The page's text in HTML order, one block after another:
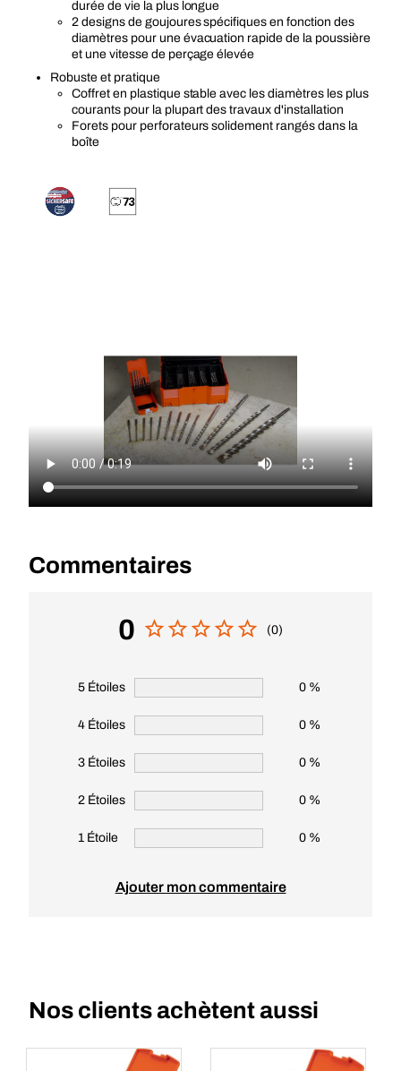
durée de vie la plus longue
2 designs de goujoures spécifiques en fonction des
diamètres pour une évacuation rapide de la poussière
et une vitesse de perçage élevée
Robuste et pratique
Coffret en plastique stable avec les diamètres les plus
courants pour la plupart des travaux d'installation
Forets pour perforateurs solidement rangés dans la
boîte
Commentaires
0 (0)
5 Étoiles 0 %
4 Étoiles 0 %
3 Étoiles 0 %
2 Étoiles 0 %
1 Étoile 0 %
Ajouter mon commentaire
Nos clients achètent aussi